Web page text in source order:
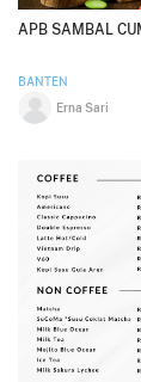
APB SAMBAL
BANTEN
Erna Sari